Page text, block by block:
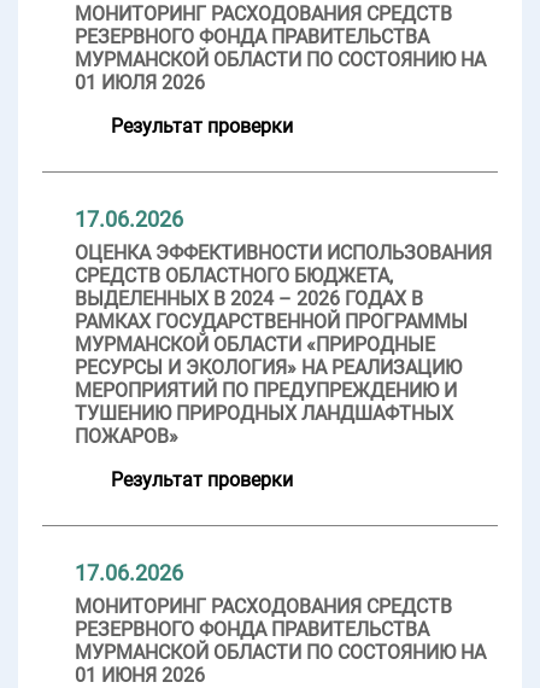
МОНИТОРИНГ РАСХОДОВАНИЯ СРЕДСТВ
РЕЗЕРВНОГО ФОНДА ПРАВИТЕЛЬСТВА
МУРМАНСКОЙ ОБЛАСТИ ПО СОСТОЯНИЮ НА
01 ИЮЛЯ 2026
Результат проверки
17.06.2026
ОЦЕНКА ЭФФЕКТИВНОСТИ ИСПОЛЬЗОВАНИЯ
СРЕДСТВ ОБЛАСТНОГО БЮДЖЕТА,
ВЫДЕЛЕННЫХ В 2024 – 2026 ГОДАХ В
РАМКАХ ГОСУДАРСТВЕННОЙ ПРОГРАММЫ
МУРМАНСКОЙ ОБЛАСТИ «ПРИРОДНЫЕ
РЕСУРСЫ И ЭКОЛОГИЯ» НА РЕАЛИЗАЦИЮ
МЕРОПРИЯТИЙ ПО ПРЕДУПРЕЖДЕНИЮ И
ТУШЕНИЮ ПРИРОДНЫХ ЛАНДШАФТНЫХ
ПОЖАРОВ»
Результат проверки
17.06.2026
МОНИТОРИНГ РАСХОДОВАНИЯ СРЕДСТВ
РЕЗЕРВНОГО ФОНДА ПРАВИТЕЛЬСТВА
МУРМАНСКОЙ ОБЛАСТИ ПО СОСТОЯНИЮ НА
01 ИЮНЯ 2026